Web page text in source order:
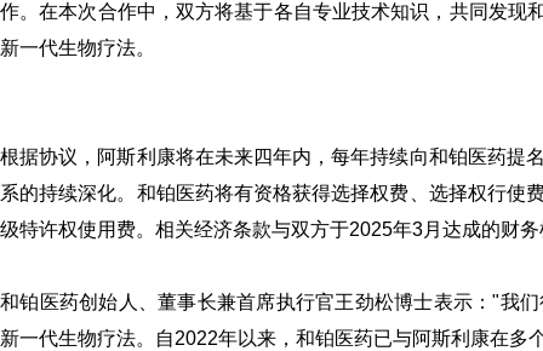
作。在本次合作中，双方将基于各自专业技术知识，共同发
新一代生物疗法。
根据协议，阿斯利康将在未来四年内，每年持续向和铂医药提
系的持续深化。和铂医药将有资格获得选择权费、选择权行使
级特许权使用费。相关经济条款与双方于2025年3月达成的财
和铂医药创始人、董事长兼首席执行官王劲松博士表示："我
新一代生物疗法。自2022年以来，和铂医药已与阿斯利康在